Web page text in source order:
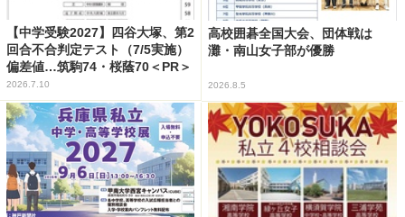
【中学受験2027】四谷大塚、第2
回合不合判定テスト（7/5実施）
偏差値…筑駒74・桜蔭70＜PR＞
2026.7.10
高校囲碁全国大会、団体戦は
灘・南山女子部が優勝
2026.8.5